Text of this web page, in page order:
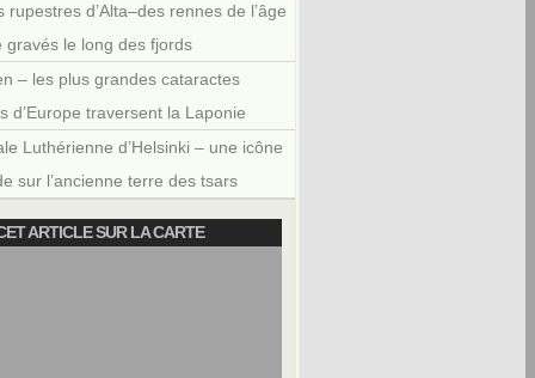
rupestres d’Alta–des rennes de l’âge
gravés le long des fjords
– les plus grandes cataractes
d’Europe traversent la Laponie
Luthérienne d’Helsinki – une icône
sur l’ancienne terre des tsars
ARTICLE SUR LA CARTE